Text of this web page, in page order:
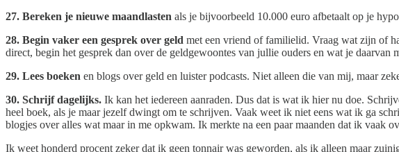
27. Bereken je nieuwe maandlasten als je bijvoorbeeld 10.000 euro afbetaalt op je
28. Begin vaker een gesprek over geld met een vriend of familielid. Vraag wat zijn of
direct, begin het gesprek dan over de geldgewoontes van jullie ouders en wat je daarvan
29. Lees boeken en blogs over geld en luister podcasts. Niet alleen die van mij, maar
30. Schrijf dagelijks. Ik kan het iedereen aanraden. Dus dat is wat ik hier nu doe.
heel boek, als je maar jezelf dwingt om te schrijven. Vaak weet ik niet eens wat ik ga
blogjes over alles wat maar in me opkwam. Ik merkte na een paar maanden dat ik vaak
Ik weet honderd procent zeker dat ik geen tonnair was geworden, als ik alleen maar